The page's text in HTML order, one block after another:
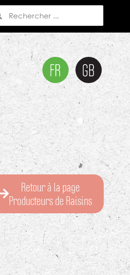
Retour à la page
Producteurs de Raisins